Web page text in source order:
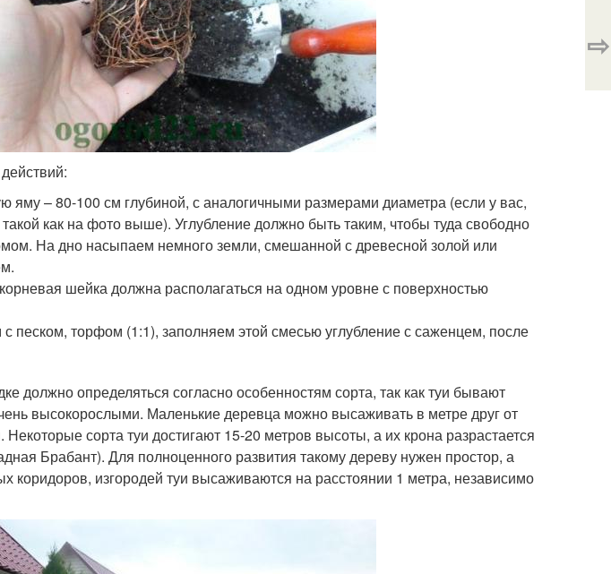
яму – 80-100 см глубиной, с аналогичными размерами диаметра (если у вас,
как на фото выше). Углубление должно быть таким, чтобы туда свободно
На дно насыпаем немного земли, смешанной с древесной золой или
шейка должна располагаться на одном уровне с поверхностью
торфом (1:1), заполняем этой смесью углубление с саженцем, после
должно определяться согласно особенностям сорта, так как туи бывают
высокорослыми. Маленькие деревца можно высаживать в метре друг от
сорта туи достигают 15-20 метров высоты, а их крона разрастается
Брабант). Для полноценного развития такому дереву нужен простор, а
коридоров, изгородей туи высаживаются на расстоянии 1 метра, независимо
⇨